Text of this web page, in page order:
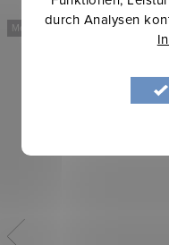
durch Analysen
Mehr für weniger